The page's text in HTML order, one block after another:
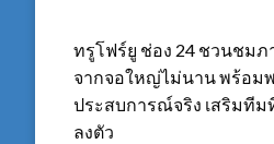
ทรูโฟร์ยู ช่อง 24 ชวนชมภ
จากจอใหญ่ไม่นาน พร้อม
ประสบการณ์จริง เสริมทีม
ลงตัว